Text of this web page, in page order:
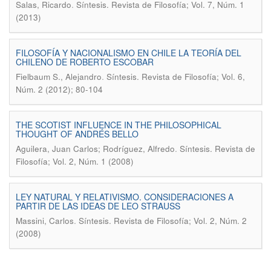
Salas, Ricardo. Síntesis. Revista de Filosofía; Vol. 7, Núm. 1
(2013)
FILOSOFÍA Y NACIONALISMO EN CHILE LA TEORÍA DEL
CHILENO DE ROBERTO ESCOBAR
Fielbaum S., Alejandro. Síntesis. Revista de Filosofía; Vol. 6,
Núm. 2 (2012); 80-104
THE SCOTIST INFLUENCE IN THE PHILOSOPHICAL
THOUGHT OF ANDRÉS BELLO
Aguilera, Juan Carlos; Rodríguez, Alfredo. Síntesis. Revista de
Filosofía; Vol. 2, Núm. 1 (2008)
LEY NATURAL Y RELATIVISMO. CONSIDERACIONES A
PARTIR DE LAS IDEAS DE LEO STRAUSS
Massini, Carlos. Síntesis. Revista de Filosofía; Vol. 2, Núm. 2
(2008)